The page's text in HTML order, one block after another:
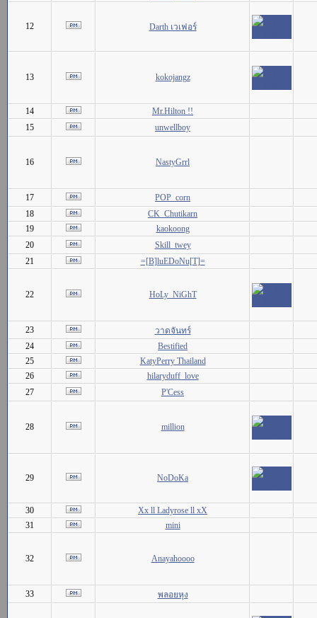
12 Darth เวเฟอร์
13 kokojangz
14
Mr.Hilton !!
15
unwellboy
16 NastyGrrl
17
POP_corn
18
CK_Chutikarn
19
kaokoong
20
Skill_twey
21
=[B]luEDoNu[T]=
22 HoLy_NiGhT
23
วาดจันทร์
24
Bestified
25
KatyPerry Thailand
26
hilaryduff_love
27
P'Cess
28 million
29 NoDoKa
30
Xx ll Ladyrose ll xX
31
mini
32 Anayahoooo
33 พลอยหุง